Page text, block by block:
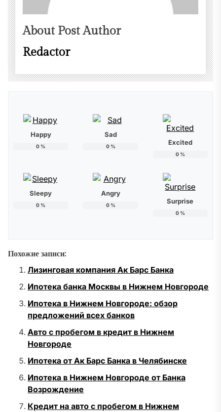
About Post Author
Redactor
Happy
0 %
Sad
0% Excited
0%
Sleepy
0 %
Angry
0% Surprise
0%
Похожие записи:
Лизинговая компания Ак Барс Банка
Ипотека банка Москвы в Нижнем Новгороде
Ипотека в Нижнем Новгороде: обзор
предложений всех банков
Авто с пробегом в кредит в Нижнем
Новгороде
Ипотека от Ак Барс Банка в Челябинске
Ипотека в Нижнем Новгороде от Банка
Возрождение
Кредит на авто с пробегом в Нижнем